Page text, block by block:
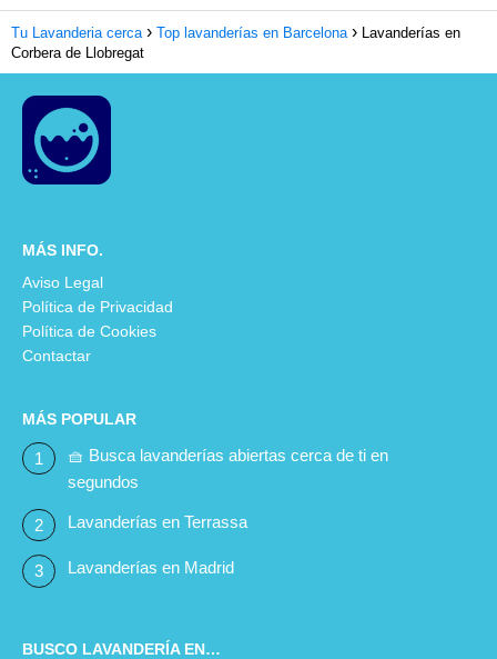
Tu Lavanderia cerca Top lavanderías en Barcelona
Lavanderías en
Corbera de Llobregat
MÁS INFO.
Aviso Legal
Política de Privacidad
Política de Cookies
Contactar
MÁS POPULAR
🧺 Busca lavanderías abiertas cerca de ti en
segundos
Lavanderías en Terrassa
Lavanderías en Madrid
BUSCO LAVANDERÍA EN…